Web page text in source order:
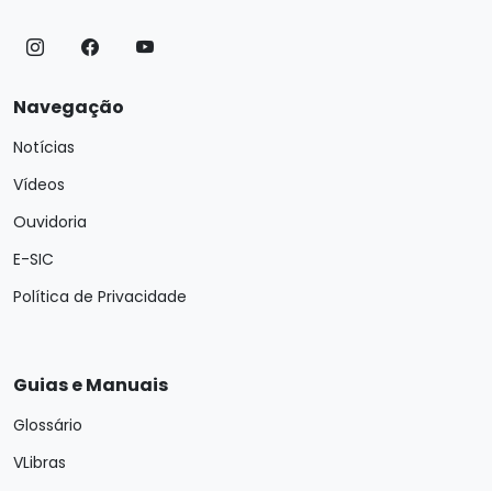
Navegação
Notícias
Vídeos
Ouvidoria
E-SIC
Política de Privacidade
Guias e Manuais
Glossário
VLibras